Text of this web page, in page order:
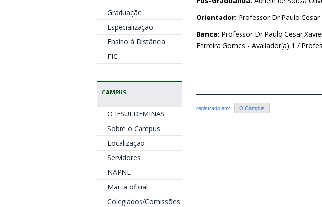
Graduação
Especialização
Ensino à Distância
FIC
CAMPUS
O IFSULDEMINAS
Sobre o Campus
Localização
Servidores
NAPNE
Marca oficial
Colegiados/Comissões
Orientador: Professor Dr Paulo Cesar
Banca: Professor Dr Paulo Cesar
Ferreira Gomes - Avaliador(a) 1 /
registrado em: O Campus